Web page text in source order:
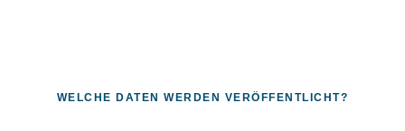
WELCHE DATEN WERDEN VERÖFFENTLICHT?